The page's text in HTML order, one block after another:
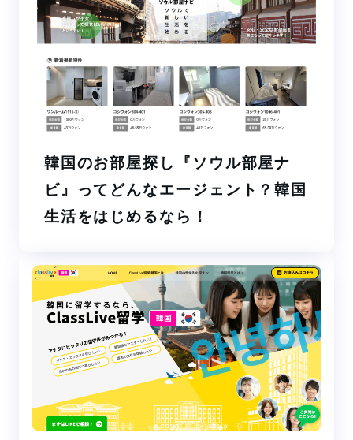
韓国のお部屋探し『ソウル部屋ナ
ビ』ってどんなエージェント？韓国
生活をはじめるなら！